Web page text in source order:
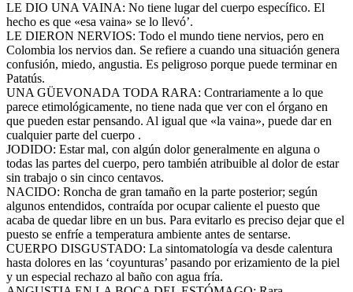
LE DIO UNA VAINA: No tiene lugar del cuerpo específico. El
hecho es que «esa vaina» se lo llevó’.
LE DIERON NERVIOS: Todo el mundo tiene nervios, pero en
Colombia los nervios dan. Se refiere a cuando una situación genera
confusión, miedo, angustia. Es peligroso porque puede terminar en
Patatús.
UNA GÜEVONADA TODA RARA: Contrariamente a lo que
parece etimológicamente, no tiene nada que ver con el órgano en
que pueden estar pensando. Al igual que «la vaina», puede dar en
cualquier parte del cuerpo .
JODIDO: Estar mal, con algún dolor generalmente en alguna o
todas las partes del cuerpo, pero también atribuible al dolor de estar
sin trabajo o sin cinco centavos.
NACIDO: Roncha de gran tamaño en la parte posterior; según
algunos entendidos, contraída por ocupar caliente el puesto que
acaba de quedar libre en un bus. Para evitarlo es preciso dejar que el
puesto se enfríe a temperatura ambiente antes de sentarse.
CUERPO DISGUSTADO: La sintomatología va desde calentura
hasta dolores en las ‘coyunturas’ pasando por erizamiento de la piel
y un especial rechazo al baño con agua fría.